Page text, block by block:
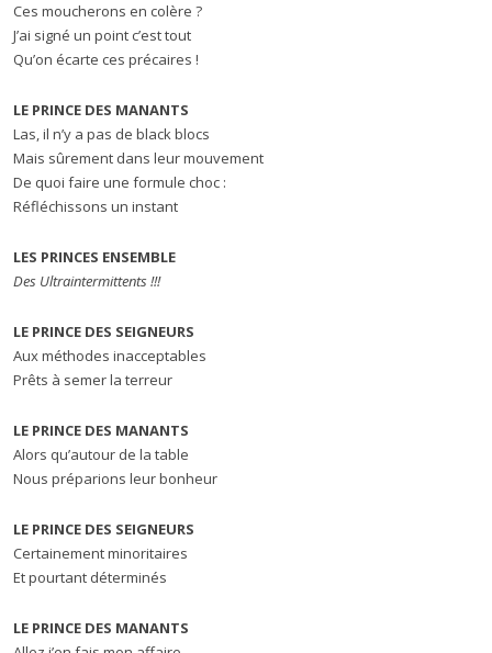
Ces moucherons en colère ?
J’ai signé un point c’est tout
Qu’on écarte ces précaires !
LE PRINCE DES MANANTS
Las, il n’y a pas de black blocs
Mais sûrement dans leur mouvement
De quoi faire une formule choc :
Réfléchissons un instant
LES PRINCES ENSEMBLE
Des Ultraintermittents !!!
LE PRINCE DES SEIGNEURS
Aux méthodes inacceptables
Prêts à semer la terreur
LE PRINCE DES MANANTS
Alors qu’autour de la table
Nous préparions leur bonheur
LE PRINCE DES SEIGNEURS
Certainement minoritaires
Et pourtant déterminés
LE PRINCE DES MANANTS